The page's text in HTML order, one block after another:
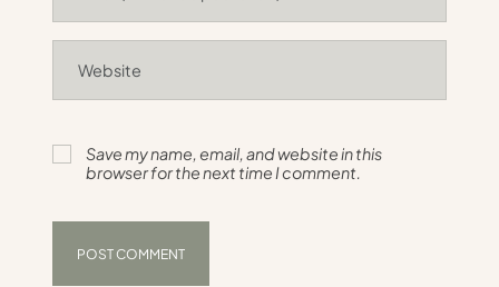
Save my name, email, and website in this
browser for the next time I comment.